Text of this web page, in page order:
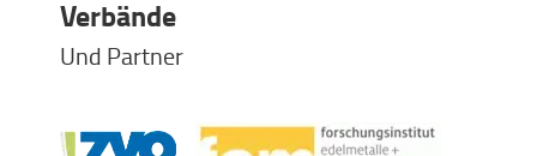
Verbände
Und Partner